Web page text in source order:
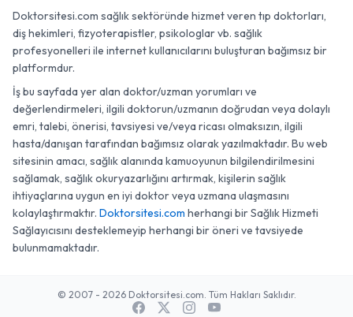
Doktorsitesi.com sağlık sektöründe hizmet veren tıp doktorları,
diş hekimleri, fizyoterapistler, psikologlar vb. sağlık
profesyonelleri ile internet kullanıcılarını buluşturan bağımsız bir
platformdur.
İş bu sayfada yer alan doktor/uzman yorumları ve
değerlendirmeleri, ilgili doktorun/uzmanın doğrudan veya dolaylı
emri, talebi, önerisi, tavsiyesi ve/veya ricası olmaksızın, ilgili
hasta/danışan tarafından bağımsız olarak yazılmaktadır. Bu web
sitesinin amacı, sağlık alanında kamuoyunun bilgilendirilmesini
sağlamak, sağlık okuryazarlığını artırmak, kişilerin sağlık
ihtiyaçlarına uygun en iyi doktor veya uzmana ulaşmasını
kolaylaştırmaktır. Doktorsitesi.com herhangi bir Sağlık Hizmeti
Sağlayıcısını desteklemeyip herhangi bir öneri ve tavsiyede
bulunmamaktadır.
© 2007 - 2026 Doktorsitesi.com. Tüm Hakları Saklıdır.